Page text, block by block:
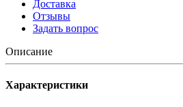
Доставка
Отзывы
Задать вопрос
Описание
Характеристики